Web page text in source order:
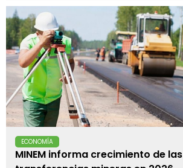
ECONOMÍA
MINEM informa crecimiento de las